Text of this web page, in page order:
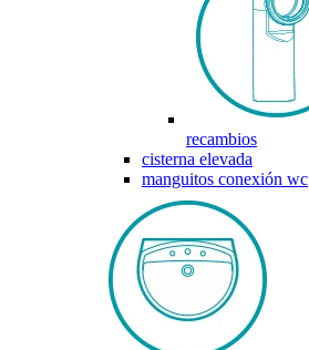
recambios
cisterna elevada
manguitos conexión wc